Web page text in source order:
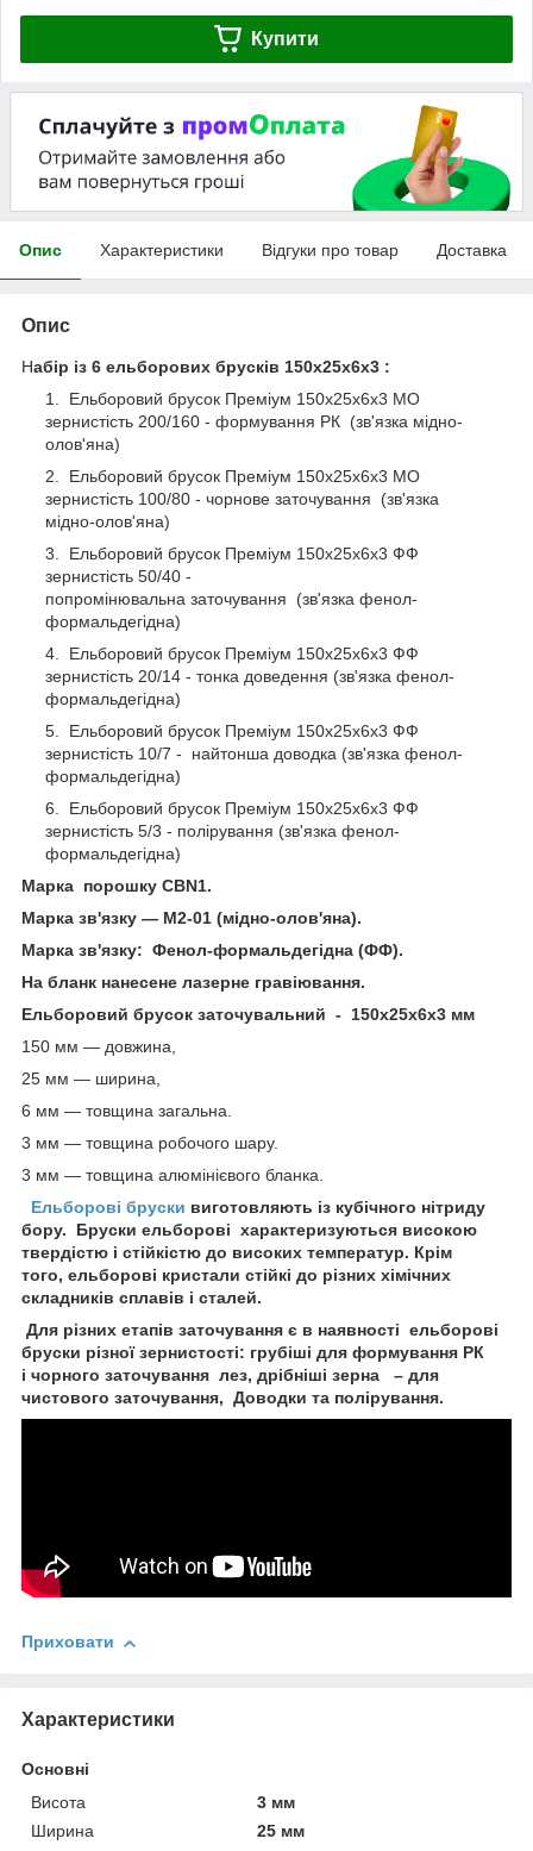
Купити
Опис Характеристики Відгуки про товар Доставка
Опис
Набір із 6 ельборових брусків 150х25х6х3 :
Ельборовий брусок Преміум 150х25х6х3 МО
зернистість 200/160 - формування РК (зв'язка мідно-
олов'яна)
Ельборовий брусок Преміум 150х25х6х3 МО
зернистість 100/80 - чорнове заточування (зв'язка
мідно-олов'яна)
Ельборовий брусок Преміум 150х25х6х3 ФФ
зернистість 50/40 -
попромінювальна заточування (зв'язка фенол-
формальдегідна)
Ельборовий брусок Преміум 150х25х6х3 ФФ
зернистість 20/14 - тонка доведення (зв'язка фенол-
формальдегідна)
Ельборовий брусок Преміум 150х25х6х3 ФФ
зернистість 10/7 - найтонша доводка (зв'язка фенол-
формальдегідна)
Ельборовий брусок Преміум 150х25х6х3 ФФ
зернистість 5/3 - полірування (зв'язка фенол-
формальдегідна)
Марка порошку СBN1.
Марка зв'язку — М2-01 (мідно-олов'яна).
Марка зв'язку: Фенол-формальдегідна (ФФ).
На бланк нанесене лазерне гравіювання.
Ельборовий брусок заточувальний - 150х25х6х3 мм
150 мм — довжина,
25 мм — ширина,
6 мм — товщина загальна.
3 мм — товщина робочого шару.
3 мм — товщина алюмінієвого бланка.
Ельборові бруски виготовляють із кубічного нітриду
бору. Бруски ельборові характеризуються високою
твердістю і стійкістю до високих температур. Крім
того, ельборові кристали стійкі до різних хімічних
складників сплавів і сталей.
Для різних етапів заточування є в наявності ельборові
бруски різної зернистості: грубіші для формування РК
і чорного заточування лез, дрібніші зерна – для
чистового заточування, Доводки та полірування.
Приховати
Характеристики
Основні
Висота
3 мм
Ширина
25 мм